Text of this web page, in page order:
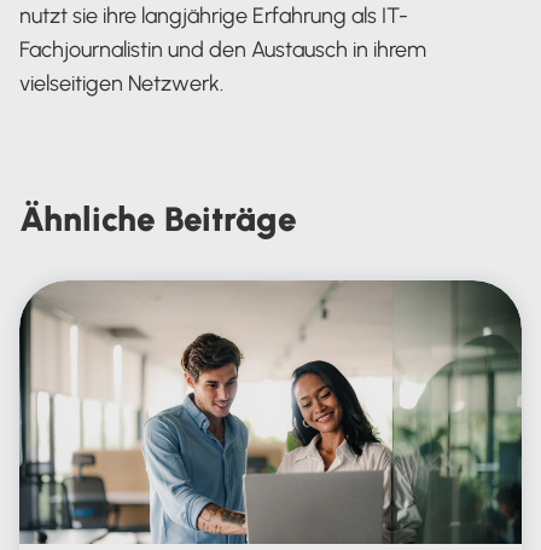
nutzt sie ihre langjährige Erfahrung als IT-
Fachjournalistin und den Austausch in ihrem
vielseitigen Netzwerk.
Ähnliche Beiträge